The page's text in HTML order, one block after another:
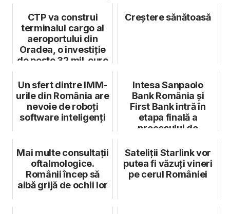
CTP va construi
terminalul cargo al
aeroportului din
Oradea, o investiție
de peste 32 mil. euro
Creștere sănătoasă
Un sfert dintre IMM-
urile din România are
nevoie de roboți
software inteligenți
Intesa Sanpaolo
Bank România și
First Bank intră în
etapa finală a
procesului de
Mai multe consultații
oftalmologice.
Românii încep să
aibă grijă de ochii lor
Sateliții Starlink vor
putea fi văzuți vineri
pe cerul României